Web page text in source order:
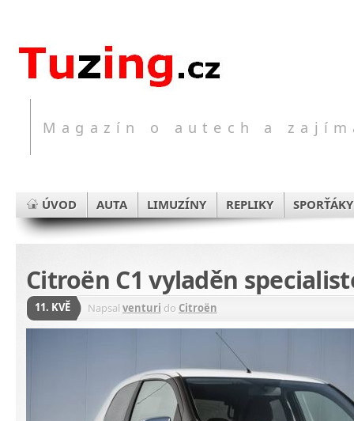
Magazín o autech a
ÚVOD AUTA LIMUZÍNY REPLIKY SPORŤÁKY
Citroën C1 vyladěn
11. KVĚ Napsal venturi do Citroën